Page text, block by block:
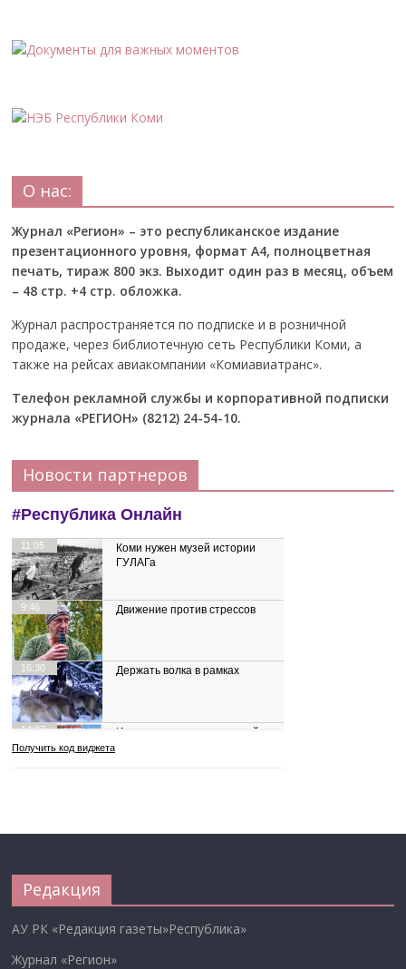
О нас:
Журнал «Регион» – это республиканское издание
презентационного уровня, формат А4, полноцветная
печать, тираж 800 экз. Выходит один раз в месяц, объем
– 48 стр. +4 стр. обложка.
Журнал распространяется по подписке и в розничной
продаже, через библиотечную сеть Республики Коми, а
также на рейсах авиакомпании «Комиавиатранс».
Телефон рекламной службы и корпоративной подписки
журнала «РЕГИОН» (8212) 24-54-10.
Новости партнеров
Редакция
АУ РК «Редакция газеты»Республика»
Журнал «Регион»